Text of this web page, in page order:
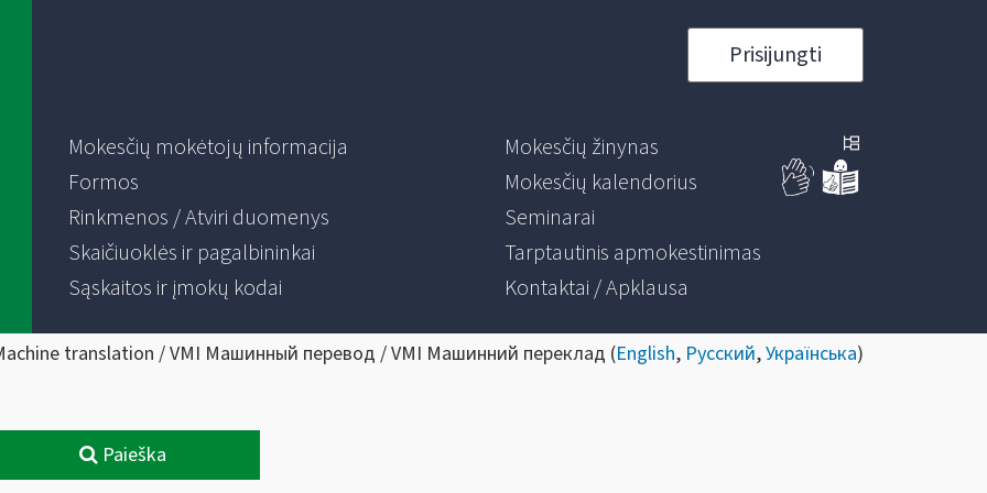
Prisijungti
Mokesčių mokėtojų informacija
Formos
Rinkmenos / Atviri duomenys
Skaičiuoklės ir pagalbininkai
Sąskaitos ir įmokų kodai
Mokesčių žinynas
Mokesčių kalendorius
Seminarai
Tarptautinis apmokestinimas
Kontaktai / Apklausa
translation / VMI Машинный перевод / VMI Машинний переклад (English, Русский,Українська)
Paieška